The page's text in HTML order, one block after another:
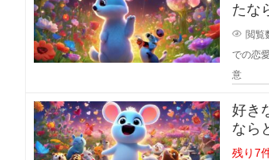
たならどう
から
閲覧
での恋
意
好き
なら
階で
残り7